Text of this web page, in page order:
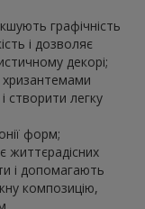
графічність
і дозволяє
декорі;
створити легку
форм;
життєрадісних
і допомагають
композицію,